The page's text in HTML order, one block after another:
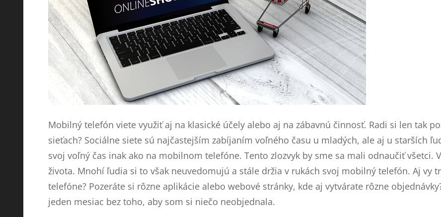
Mobilný telefón viete využiť aj na klasické účely alebo aj na zábavnú činnosť. Radi si len tak
sieťach? Sociálne siete sú najčastejším zabíjaním voľného času u mladých, ale aj u starších
svoj voľný čas inak ako na mobilnom telefóne. Tento zlozvyk by sme sa mali odnaučiť všetci.
života. Mnohí ľudia si to však neuvedomujú a stále držia v rukách svoj mobilný telefón. Aj vy
telefóne? Pozeráte si rôzne aplikácie alebo webové stránky, kde aj vytvárate rôzne
jeden mesiac bez toho, aby som si niečo neobjednala.